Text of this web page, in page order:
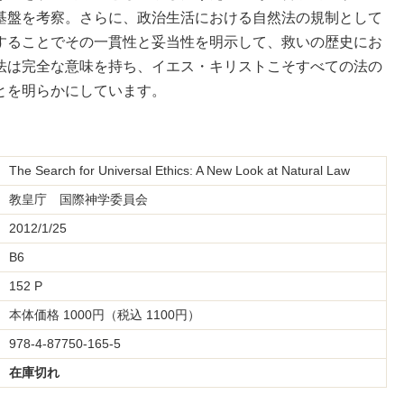
盤を考察。さらに、政治生活における自然法の規制として
ることでその一貫性と妥当性を明示して、救いの歴史にお
は完全な意味を持ち、イエス・キリストこそすべての法の
明らかにしています。
The Search for Universal Ethics: A New Look at Natural Law
教皇庁 国際神学委員会
2012/1/25
B6
152 P
本体価格 1000円（税込 1100円）
978-4-87750-165-5
在庫切れ